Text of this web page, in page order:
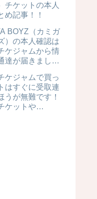
チケットの本人
め記事！！
BOYZ（カミガ
）の本人確認は
ケジャムから情
達が届きまし
？
ケジャムで買っ
はすぐに受取連
うが無難です！
ケットや